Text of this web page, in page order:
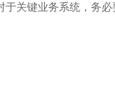
关键业务系统，务